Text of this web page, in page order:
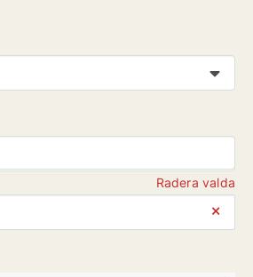
Radera valda
⨯